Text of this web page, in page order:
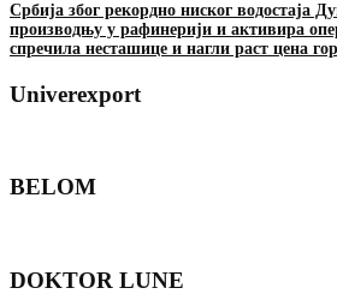
Србија због рекордно ниског водостаја
производњу у рафинерији и активира
спречила несташице и нагли раст цена
Univerexport
BELOM
DOKTOR LUNE